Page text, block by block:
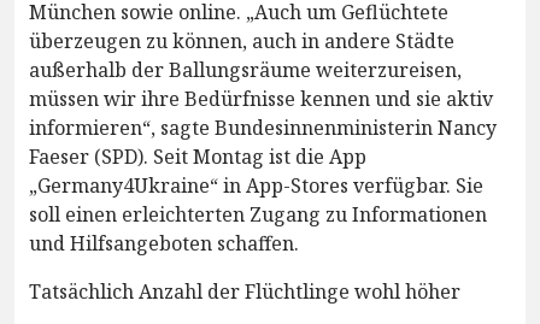
München sowie online. „Auch um Geflüchtete
überzeugen zu können, auch in andere Städte
außerhalb der Ballungsräume weiterzureisen,
müssen wir ihre Bedürfnisse kennen und sie aktiv
informieren“, sagte Bundesinnenministerin Nancy
Faeser (SPD). Seit Montag ist die App
„Germany4Ukraine“ in App-Stores verfügbar. Sie
soll einen erleichterten Zugang zu Informationen
und Hilfsangeboten schaffen.
Tatsächlich Anzahl der Flüchtlinge wohl höher